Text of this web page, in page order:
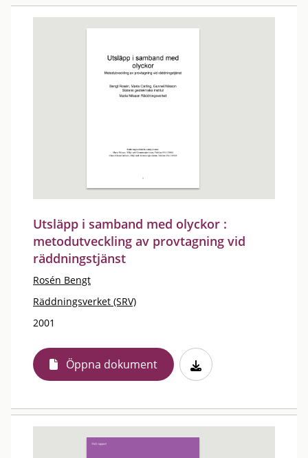
Utsläpp i samband med olyckor :
metodutveckling av provtagning vid
räddningstjänst
Rosén Bengt
Räddningsverket (SRV)
2001
Öppna dokument